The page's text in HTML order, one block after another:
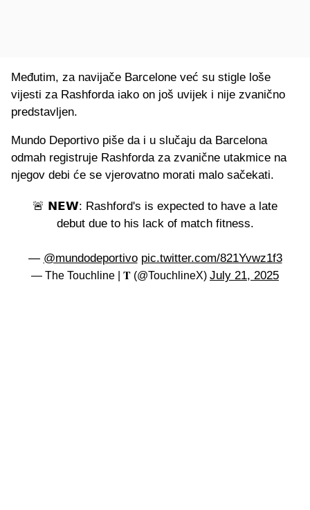
Međutim, za navijače Barcelone već su stigle loše
vijesti za Rashforda iako on još uvijek i nije zvanično
predstavljen.
Mundo Deportivo piše da i u slučaju da Barcelona
odmah registruje Rashforda za zvanične utakmice na
njegov debi će se vjerovatno morati malo sačekati.
🚨 𝗡𝗘𝗪: Rashford's is expected to have a late
debut due to his lack of match fitness.
— @mundodeportivo pic.twitter.com/821Yvwz1f3
— The Touchline | 𝐓 (@TouchlineX) July 21, 2025